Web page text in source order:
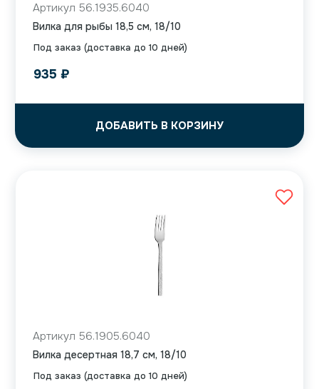
Под заказ (доставка до 10 дней)
Артикул 56.1935.6040
Вилка для рыбы 18,5 см, 18/10
935 ₽
ДОБАВИТЬ В КОРЗИНУ
Под заказ (доставка до 10 дней)
Артикул 56.1905.6040
Вилка десертная 18,7 см, 18/10